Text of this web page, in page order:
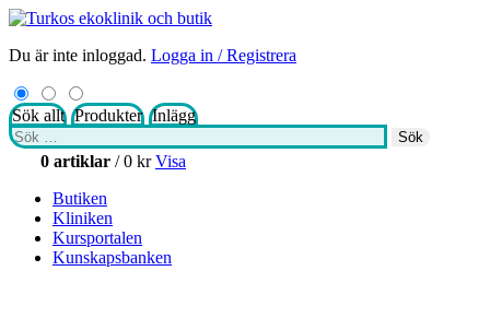
Du är inte inloggad. Logga in / Registrera
Sök allt Produkter Inlägg
Sök
efter:
Sök
0 artiklar /0 kr Visa
Butiken
Kliniken
Kursportalen
Kunskapsbanken